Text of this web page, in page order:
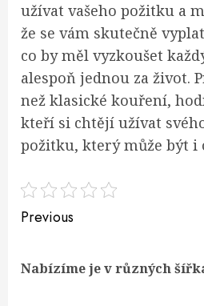
užívat vašeho požitku a
že se vám skutečně
co by měl vyzkoušet
alespoň jednou za život.
než klasické kouření,
kteří si chtějí užívat
požitku, který může být i
Continue
Previous
Nabízíme je v různých